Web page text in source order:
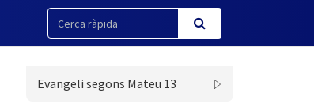
Evangeli segons Mateu 13